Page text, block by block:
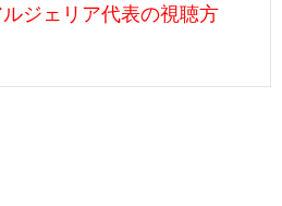
ルジェリア代表の視聴方